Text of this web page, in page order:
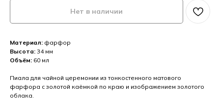
Нет в наличии
Материал: фарфор
Высота: 34 мм
Объём: 60 мл
Пиала для чайной церемонии из тонкостенного матового
фарфора с золотой каёмкой по краю и изображением золотого
облака.